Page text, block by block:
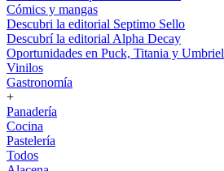
Cómics y mangas
Descubri la editorial Septimo Sello
Descubrí la editorial Alpha Decay
Oportunidades en Puck, Titania y Umbriel
Vinilos
Gastronomía
+
Panadería
Cocina
Pastelería
Todos